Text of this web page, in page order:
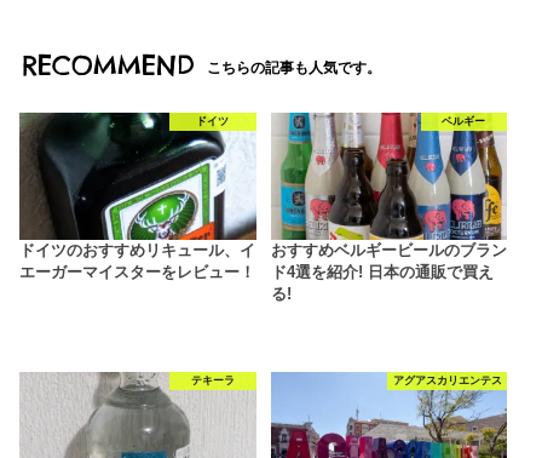
RECOMMEND こちらの記事も人気です。
ドイツ
ドイツのおすすめリキュール、イ
エーガーマイスターをレビュー！
ベルギー
おすすめベルギービールのブラン
ド4選を紹介! 日本の通販で買え
る!
テキーラ アグアスカリエンテス